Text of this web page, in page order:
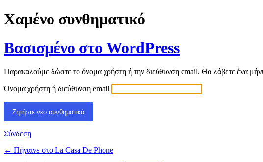
Χαμένο συνθηματικό
Βασισμένο στο WordPress
Παρακαλούμε δώστε το όνομα χρήστη ή την διεύθυνση email. Θα λάβετε ένα
Όνομα χρήστη ή διεύθυνση email
Σύνδεση
← Πήγαινε στο La Casa De Phone